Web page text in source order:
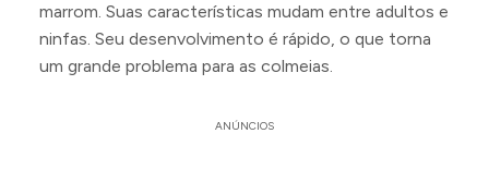
marrom. Suas características mudam entre adultos e
ninfas. Seu desenvolvimento é rápido, o que torna
um grande problema para as colmeias.
ANÚNCIOS